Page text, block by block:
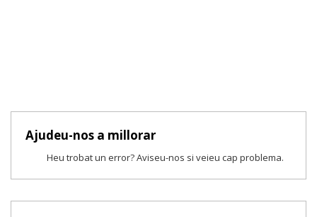
Ajudeu-nos a millorar
Heu trobat un error? Aviseu-nos si veieu cap problema.